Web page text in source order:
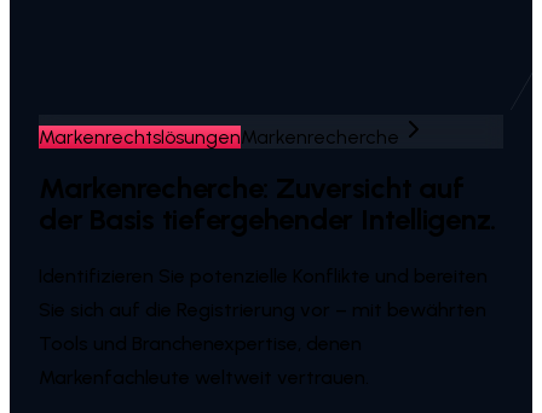
MarkenrechtslösungenMarkenrecherche
Markenrecherche: Zuversicht auf
der Basis tiefergehender Intelligenz.
Identifizieren Sie potenzielle Konflikte und bereiten
Sie sich auf die Registrierung vor – mit bewährten
Tools und Branchenexpertise, denen
Markenfachleute weltweit vertrauen.